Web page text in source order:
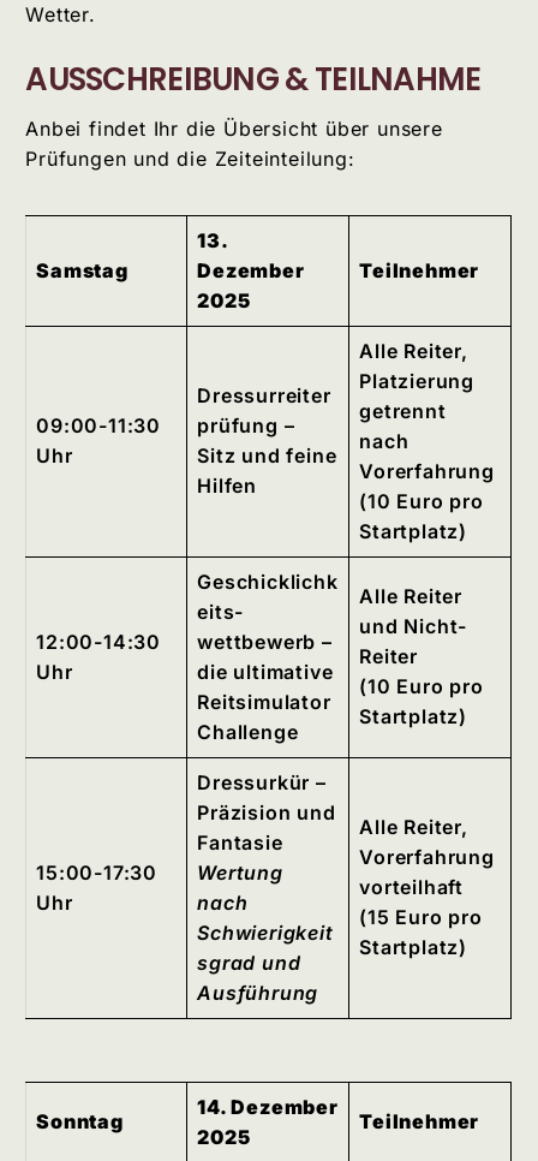
Wetter.
AUSSCHREIBUNG & TEILNAHME
Anbei findet Ihr die Übersicht über unsere
Prüfungen und die Zeiteinteilung:
Samstag
13.
Dezember
2025
Teilnehmer
09:00-11:30
Uhr
Dressurreiter
prüfung –
Sitz und feine
Hilfen
Alle Reiter,
Platzierung
getrennt
nach
Vorerfahrung
(10 Euro pro
Startplatz)
12:00-14:30
Uhr
Geschicklichk
eits-
wettbewerb –
die ultimative
Reitsimulator
Challenge
Alle Reiter
und Nicht-
Reiter
(10 Euro pro
Startplatz)
15:00-17:30
Uhr
Dressurkür –
Präzision und
Fantasie
Wertung
nach
Schwierigkeit
sgrad und
Ausführung
Alle Reiter,
Vorerfahrung
vorteilhaft
(15 Euro pro
Startplatz)
Sonntag
14. Dezember
2025
Teilnehmer